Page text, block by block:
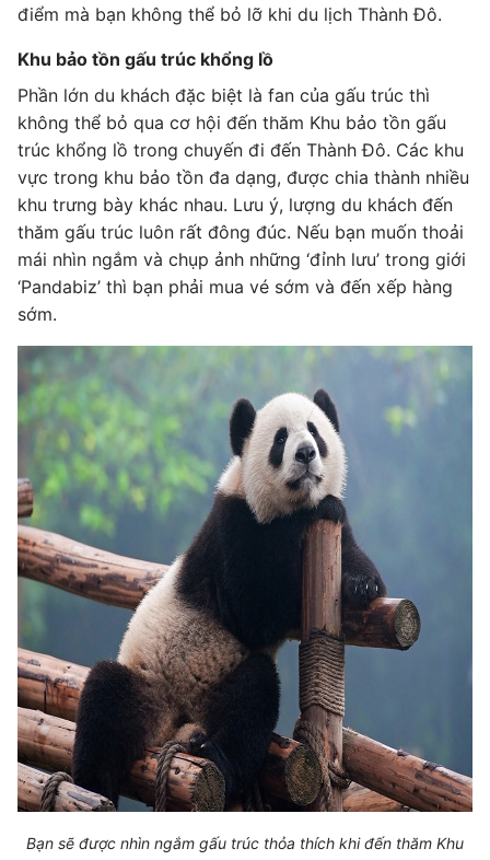
điểm mà bạn không thể bỏ lỡ khi du lịch Thành Đô.
Khu bảo tồn gấu trúc khổng lồ
Phần lớn du khách đặc biệt là fan của gấu trúc thì
không thể bỏ qua cơ hội đến thăm Khu bảo tồn gấu
trúc khổng lồ trong chuyến đi đến Thành Đô. Các khu
vực trong khu bảo tồn đa dạng, được chia thành nhiều
khu trưng bày khác nhau. Lưu ý, lượng du khách đến
thăm gấu trúc luôn rất đông đúc. Nếu bạn muốn thoải
mái nhìn ngắm và chụp ảnh những ‘đỉnh lưu’ trong giới
‘Pandabiz’ thì bạn phải mua vé sớm và đến xếp hàng
sớm.
Bạn sẽ được nhìn ngắm gấu trúc thỏa thích khi đến thăm Khu